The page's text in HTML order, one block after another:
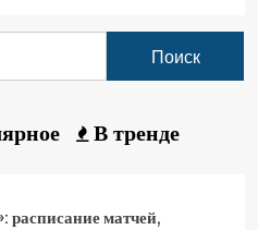
В тренде
расписание матчей,